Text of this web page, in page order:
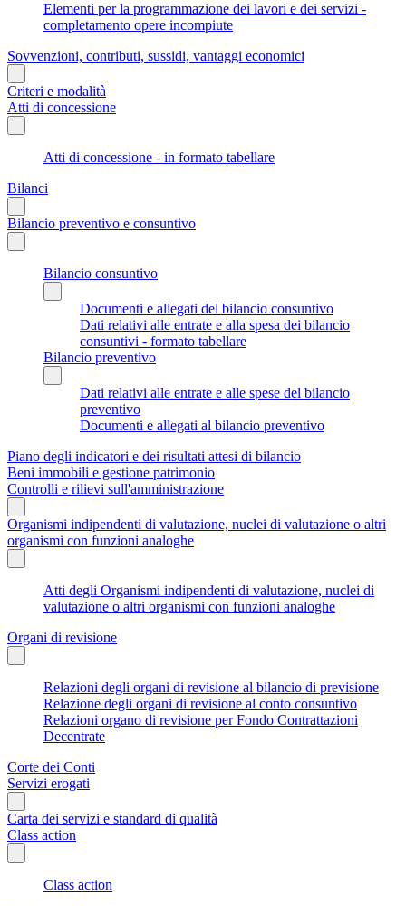
Elementi per la programmazione dei lavori e dei servizi -
completamento opere incompiute
Sovvenzioni, contributi, sussidi, vantaggi economici
Criteri e modalità
Atti di concessione
Atti di concessione - in formato tabellare
Bilanci
Bilancio preventivo e consuntivo
Bilancio consuntivo
Documenti e allegati del bilancio consuntivo
Dati relativi alle entrate e alla spesa dei bilancio
consuntivi - formato tabellare
Bilancio preventivo
Dati relativi alle entrate e alle spese del bilancio
preventivo
Documenti e allegati al bilancio preventivo
Piano degli indicatori e dei risultati attesi di bilancio
Beni immobili e gestione patrimonio
Controlli e rilievi sull'amministrazione
Organismi indipendenti di valutazione, nuclei di valutazione o altri
organismi con funzioni analoghe
Atti degli Organismi indipendenti di valutazione, nuclei di
valutazione o altri organismi con funzioni analoghe
Organi di revisione
Relazioni degli organi di revisione al bilancio di previsione
Relazione degli organi di revisione al conto consuntivo
Relazioni organo di revisione per Fondo Contrattazioni
Decentrate
Corte dei Conti
Servizi erogati
Carta dei servizi e standard di qualità
Class action
Class action